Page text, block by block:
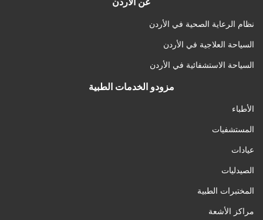
عن الأردن
نظام الرعاية الصحية في الأردن
السياحة العلاجية في الأردن
السياحة الاستشفائية في الأردن
مزودو الخدمات الطبية
الأطباء
المستشفيات
عيادات
الصيدليات
المختبرات الطبية
مراكز الأشعة